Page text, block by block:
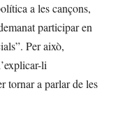
a les cançons,
participar en
Per això,
li
tornar a parlar de les